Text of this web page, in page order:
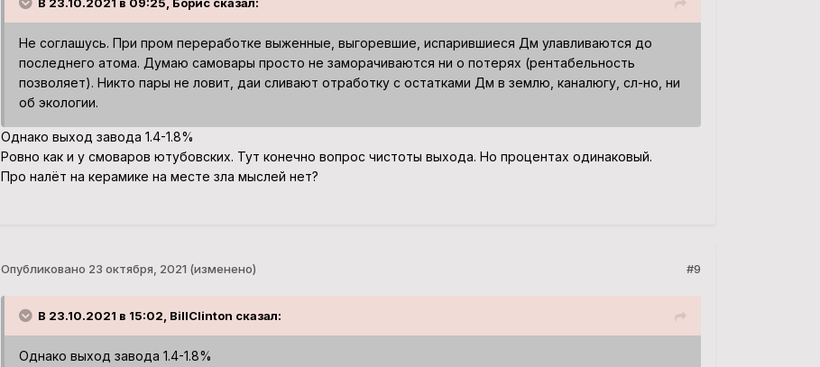
Не соглашусь. При пром переработке выженные, выгоревшие, испарившиеся Дм улавливаются до
последнего атома. Думаю самовары просто не заморачиваются ни о потерях (рентабельность
позволяет). Никто пары не ловит, даи сливают отработку с остатками Дм в землю, каналюгу, сл-но, ни
об экологии.
Однако выход завода 1.4-1.8%
Ровно как и у смоваров ютубовских. Тут конечно вопрос чистоты выхода. Но процентах одинаковый.
Про налёт на керамике на месте зла мыслей нет?
#9
Опубликовано 23 октября, 2021 (изменено)
В 23.10.2021 в 15:02, BillClinton сказал:
Однако выход завода 1.4-1.8%